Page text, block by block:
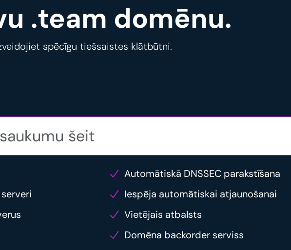
.team domēnu.
spēcīgu tiešsaistes klātbūtni.
Automātiskā DNSSEC parakstīšana
Iespēja automātiskai atjaunošanai
Vietējais atbalsts
Domēna backorder serviss